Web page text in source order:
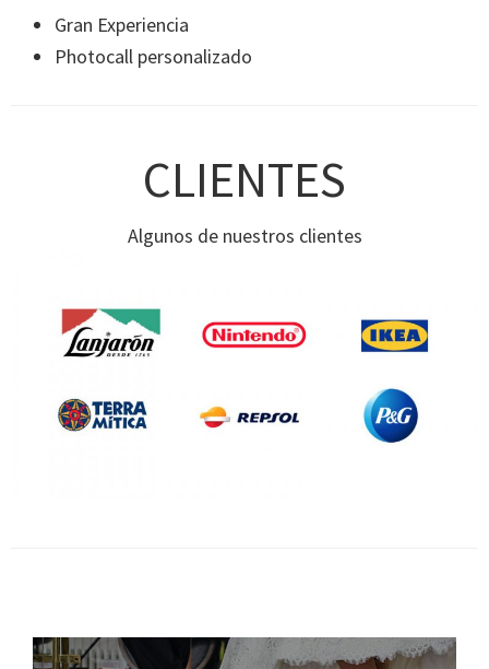
Gran Experiencia
Photocall personalizado
CLIENTES
Algunos de nuestros clientes